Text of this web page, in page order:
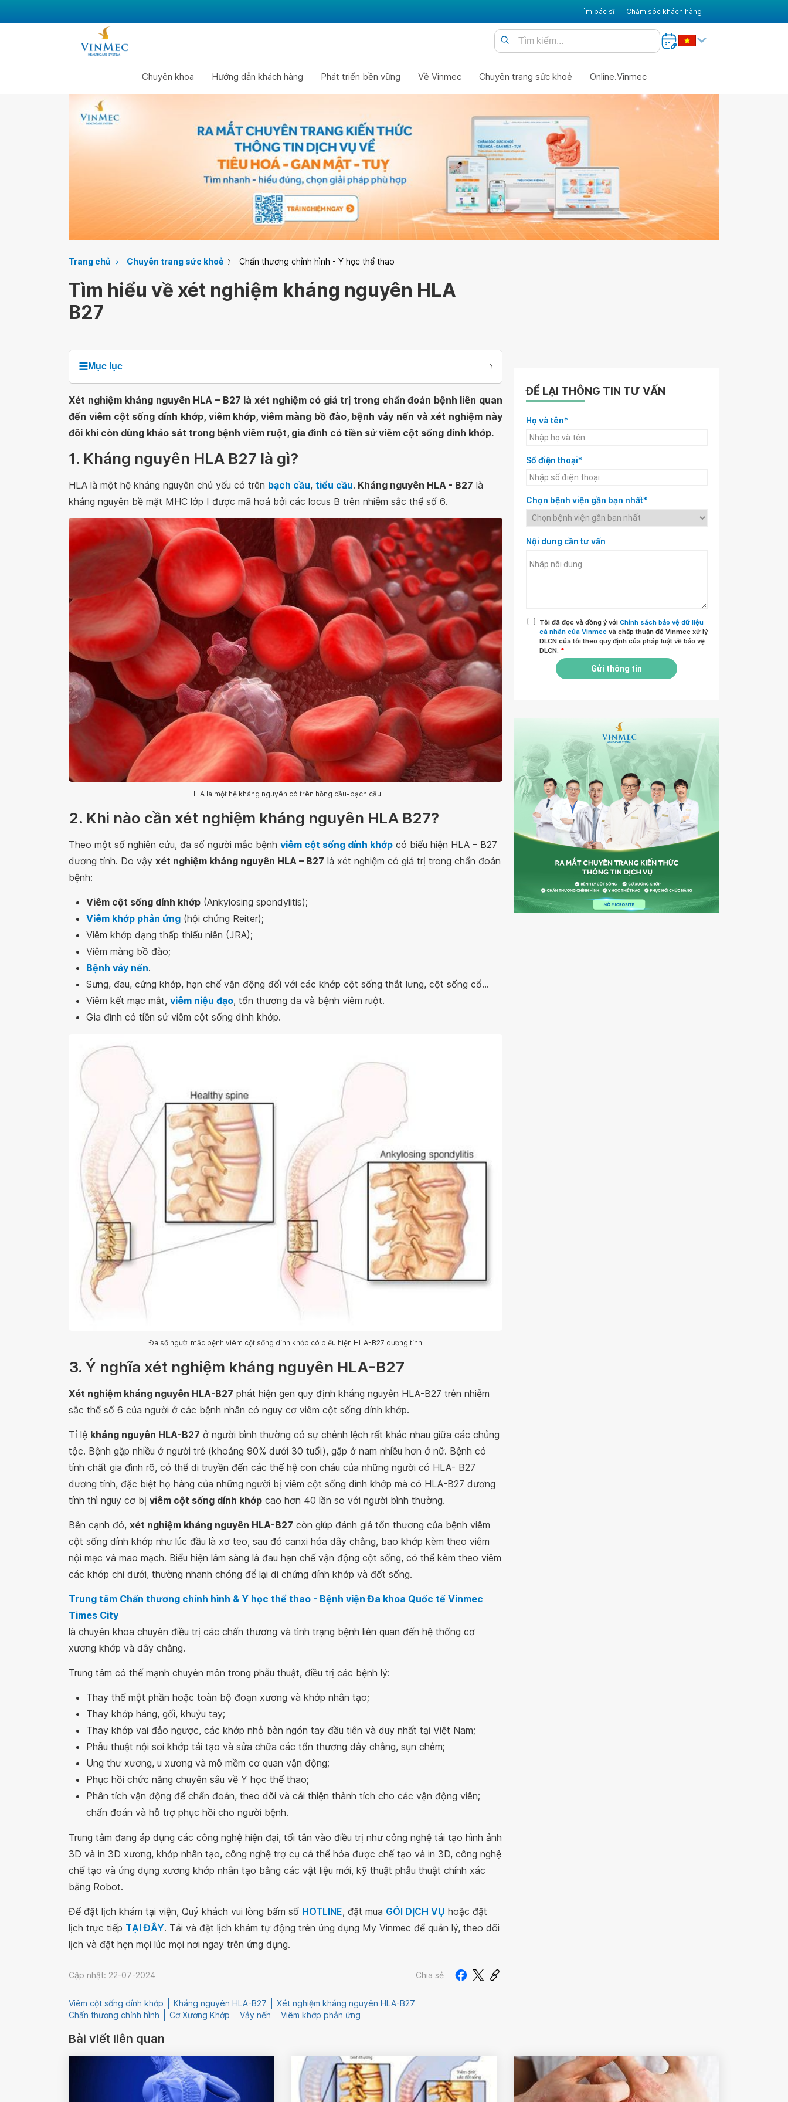
Tìm bác sĩ Chăm sóc khách hàng
Chuyên khoa Hướng dẫn khách hàng Phát triển bền vững Về Vinmec Chuyên trang sức khoẻ Online.Vinmec
Trang chủ Chuyên trang sức khoẻ Chấn thương chỉnh hình - Y học thể thao
Tìm hiểu về xét nghiệm kháng nguyên HLA
B27
☰Mục lục
Xét nghiệm kháng nguyên HLA – B27 là xét nghiệm có giá trị trong chẩn đoán bệnh liên quan
đến viêm cột sống dính khớp, viêm khớp, viêm màng bồ đào, bệnh vảy nến và xét nghiệm này
đôi khi còn dùng khảo sát trong bệnh viêm ruột, gia đình có tiền sử viêm cột sống dính khớp.
1. Kháng nguyên HLA B27 là gì?
HLA là một hệ kháng nguyên chủ yếu có trên bạch cầu, tiểu cầu. Kháng nguyên HLA - B27 là
kháng nguyên bề mặt MHC lớp I được mã hoá bởi các locus B trên nhiễm sắc thể số 6.
HLA là một hệ kháng nguyên có trên hồng cầu-bạch cầu
2. Khi nào cần xét nghiệm kháng nguyên HLA B27?
Theo một số nghiên cứu, đa số người mắc bệnh viêm cột sống dính khớp có biểu hiện HLA – B27
dương tính. Do vậy xét nghiệm kháng nguyên HLA – B27 là xét nghiệm có giá trị trong chẩn đoán
bệnh:
Viêm cột sống dính khớp (Ankylosing spondylitis);
Viêm khớp phản ứng (hội chứng Reiter);
Viêm khớp dạng thấp thiếu niên (JRA);
Viêm màng bồ đào;
Bệnh vảy nến.
Sưng, đau, cứng khớp, hạn chế vận động đối với các khớp cột sống thắt lưng, cột sống cổ...
Viêm kết mạc mắt, viêm niệu đạo, tổn thương da và bệnh viêm ruột.
Gia đình có tiền sử viêm cột sống dính khớp.
Đa số người mắc bệnh viêm cột sống dính khớp có biểu hiện HLA-B27 dương tính
3. Ý nghĩa xét nghiệm kháng nguyên HLA-B27
Xét nghiệm kháng nguyên HLA-B27 phát hiện gen quy định kháng nguyên HLA-B27 trên nhiễm
sắc thể số 6 của người ở các bệnh nhân có nguy cơ viêm cột sống dính khớp.
Tỉ lệ kháng nguyên HLA-B27 ở người bình thường có sự chênh lệch rất khác nhau giữa các chủng
tộc. Bệnh gặp nhiều ở người trẻ (khoảng 90% dưới 30 tuổi), gặp ở nam nhiều hơn ở nữ. Bệnh có
tính chất gia đình rõ, có thể di truyền đến các thế hệ con cháu của những người có HLA- B27
dương tính, đặc biệt họ hàng của những người bị viêm cột sống dính khớp mà có HLA-B27 dương
tính thì nguy cơ bị viêm cột sống dính khớp cao hơn 40 lần so với người bình thường.
Bên cạnh đó, xét nghiệm kháng nguyên HLA-B27 còn giúp đánh giá tổn thương của bệnh viêm
cột sống dính khớp như lúc đầu là xơ teo, sau đó canxi hóa dây chằng, bao khớp kèm theo viêm
nội mạc và mao mạch. Biểu hiện lâm sàng là đau hạn chế vận động cột sống, có thể kèm theo viêm
các khớp chi dưới, thường nhanh chóng để lại di chứng dính khớp và đốt sống.
Trung tâm Chấn thương chỉnh hình & Y học thể thao - Bệnh viện Đa khoa Quốc tế Vinmec
Times City
là chuyên khoa chuyên điều trị các chấn thương và tình trạng bệnh liên quan đến hệ thống cơ
xương khớp và dây chằng.
Trung tâm có thế mạnh chuyên môn trong phẫu thuật, điều trị các bệnh lý:
Thay thế một phần hoặc toàn bộ đoạn xương và khớp nhân tạo;
Thay khớp háng, gối, khuỷu tay;
Thay khớp vai đảo ngược, các khớp nhỏ bàn ngón tay đầu tiên và duy nhất tại Việt Nam;
Phẫu thuật nội soi khớp tái tạo và sửa chữa các tổn thương dây chằng, sụn chêm;
Ung thư xương, u xương và mô mềm cơ quan vận động;
Phục hồi chức năng chuyên sâu về Y học thể thao;
Phân tích vận động để chẩn đoán, theo dõi và cải thiện thành tích cho các vận động viên;
chẩn đoán và hỗ trợ phục hồi cho người bệnh.
Trung tâm đang áp dụng các công nghệ hiện đại, tối tân vào điều trị như công nghệ tái tạo hình ảnh
3D và in 3D xương, khớp nhân tạo, công nghệ trợ cụ cá thể hóa được chế tạo và in 3D, công nghệ
chế tạo và ứng dụng xương khớp nhân tạo bằng các vật liệu mới, kỹ thuật phẫu thuật chính xác
bằng Robot.
Để đặt lịch khám tại viện, Quý khách vui lòng bấm số HOTLINE, đặt mua GÓI DỊCH VỤ hoặc đặt
lịch trực tiếp TẠI ĐÂY. Tải và đặt lịch khám tự động trên ứng dụng My Vinmec để quản lý, theo dõi
lịch và đặt hẹn mọi lúc mọi nơi ngay trên ứng dụng.
Cập nhật: 22-07-2024 Chia sẻ
Viêm cột sống dính khớp Kháng nguyên HLA-B27
Xét nghiệm kháng nguyên HLA-B27
Chấn thương chỉnh hình
Cơ Xương Khớp Vảy nến Viêm khớp phản ứng
ĐỂ LẠI THÔNG TIN TƯ VẤN
Họ và tên*
Số điện thoại*
Chọn bệnh viện gần bạn nhất*
Nội dung cần tư vấn
Tôi đã đọc và đồng ý với Chính sách bảo vệ dữ liệu
cá nhân của Vinmec và chấp thuận để Vinmec xử lý
DLCN của tôi theo quy định của pháp luật về bảo vệ
DLCN. *
Gửi thông tin
Bài viết liên quan